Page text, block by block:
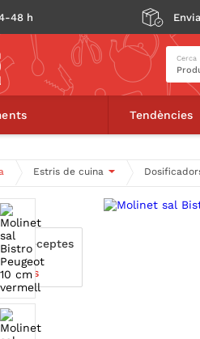
48 h
Cerca
Tendències
Estris de cuina
i receptes
les